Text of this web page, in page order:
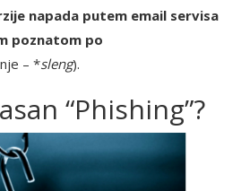
napada putem email servisa
poznatom po
– *sleng).
“Phishing”?